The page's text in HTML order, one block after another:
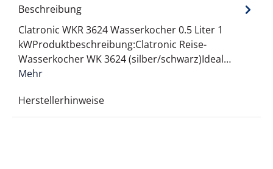
Beschreibung
Clatronic WKR 3624 Wasserkocher 0.5 Liter 1
kWProduktbeschreibung:Clatronic Reise-
Wasserkocher WK 3624 (silber/schwarz)Ideal…
Mehr
Herstellerhinweise